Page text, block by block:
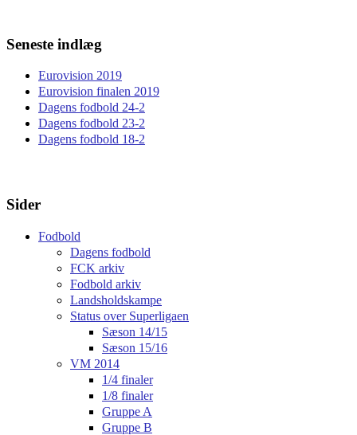
Seneste indlæg
Eurovision 2019
Eurovision finalen 2019
Dagens fodbold 24-2
Dagens fodbold 23-2
Dagens fodbold 18-2
Sider
Fodbold
Dagens fodbold
FCK arkiv
Fodbold arkiv
Landsholdskampe
Status over Superligaen
Sæson 14/15
Sæson 15/16
VM 2014
1/4 finaler
1/8 finaler
Gruppe A
Gruppe B